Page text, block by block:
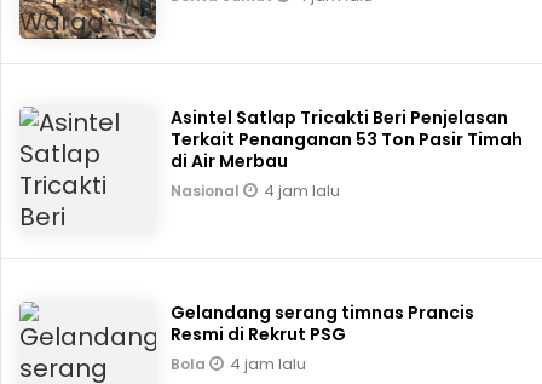
Asintel Satlap Tricakti Beri Penjelasan
Terkait Penanganan 53 Ton Pasir Timah
di Air Merbau
Nasional 4 jam lalu
Gelandang serang timnas Prancis
Resmi di Rekrut PSG
Bola 4 jam lalu